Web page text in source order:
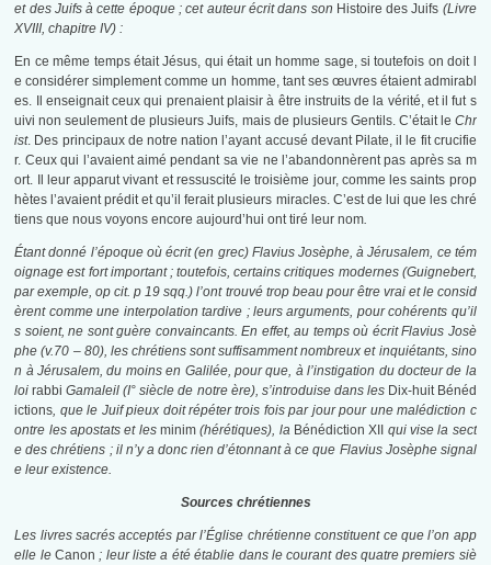
et des Juifs à cette époque ; cet auteur écrit dans son Histoire des Juifs (Livre
XVIII, chapitre IV) :
En ce même temps était Jésus, qui était un homme sage, si toutefois on doit l
e considérer simplement comme un homme, tant ses œuvres étaient admirabl
es. Il enseignait ceux qui prenaient plaisir à être instruits de la vérité, et il fut s
uivi non seulement de plusieurs Juifs, mais de plusieurs Gentils. C’était le Chr
ist. Des principaux de notre nation l’ayant accusé devant Pilate, il le fit crucifie
r. Ceux qui l’avaient aimé pendant sa vie ne l’abandonnèrent pas après sa m
ort. Il leur apparut vivant et ressuscité le troisième jour, comme les saints prop
hètes l’avaient prédit et qu’il ferait plusieurs miracles. C’est de lui que les chré
tiens que nous voyons encore aujourd’hui ont tiré leur nom.
Étant donné l’époque où écrit (en grec) Flavius Josèphe, à Jérusalem, ce tém
oignage est fort important ; toutefois, certains critiques modernes (Guignebert,
par exemple, op cit. p 19 sqq.) l’ont trouvé trop beau pour être vrai et le consid
èrent comme une interpolation tardive ; leurs arguments, pour cohérents qu’il
s soient, ne sont guère convaincants. En effet, au temps où écrit Flavius Josè
phe (v.70 – 80), les chrétiens sont suffisamment nombreux et inquiétants, sino
n à Jérusalem, du moins en Galilée, pour que, à l’instigation du docteur de la
loirabbi Gamaleil (I° siècle de notre ère), s’introduise dans les Dix-huit Bénéd
ictions, que le Juif pieux doit répéter trois fois par jour pour une malédiction c
ontre les apostats et les minim(hérétiques), la Bénédiction XII
qui vise la sect
e des chrétiens ; il n’y a donc rien d’étonnant à ce que Flavius Josèphe signal
e leur existence.
Sources chrétiennes
Les livres sacrés acceptés par l’Église chrétienne constituent ce que l’on app
elle le Canon ; leur liste a été établie dans le courant des quatre premiers siè